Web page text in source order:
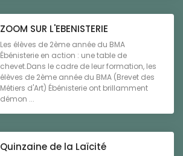
ZOOM SUR L'EBENISTERIE
Les élèves de 2ème année du BMA
Ébénisterie en action : une table de
chevet.Dans le cadre de leur formation, les
élèves de 2ème année du BMA (Brevet des
Métiers d'Art) Ébénisterie ont brillamment
démon ...
Quinzaine de la Laïcité